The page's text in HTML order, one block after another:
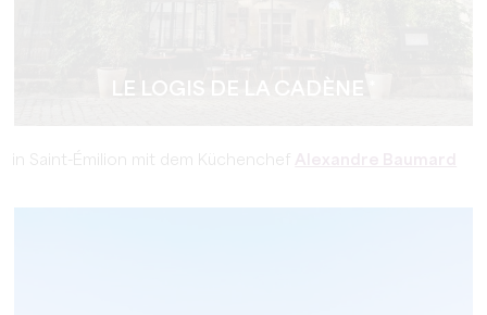
LE LOGIS DE LA CADÈNE *
in Saint-Émilion mit dem Küchenchef